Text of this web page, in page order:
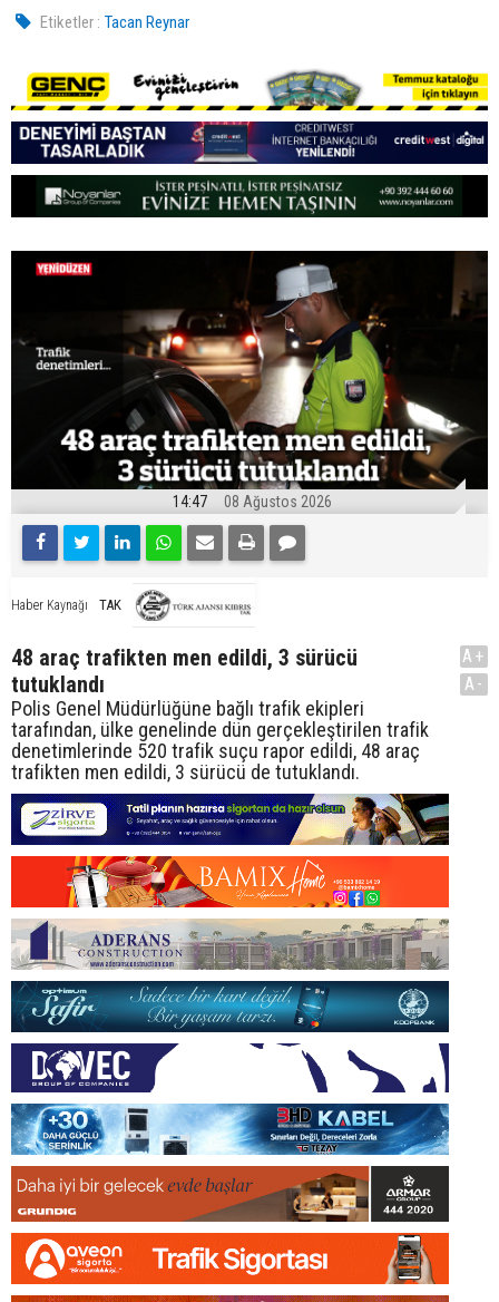
Etiketler : Tacan Reynar
14:47 08 Ağustos 2026
Haber Kaynağı TAK
48 araç trafikten men edildi, 3 sürücü
tutuklandı
Polis Genel Müdürlüğüne bağlı trafik ekipleri
tarafından, ülke genelinde dün gerçekleştirilen trafik
denetimlerinde 520 trafik suçu rapor edildi, 48 araç
trafikten men edildi, 3 sürücü de tutuklandı.
A+
A-